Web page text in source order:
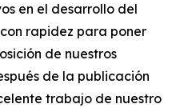
en el desarrollo del
rapidez para poner
de nuestros
de la publicación
trabajo de nuestro